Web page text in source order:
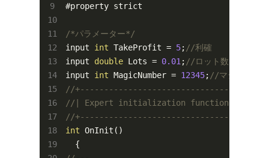
#property strict
/*パラメーター*/
input int TakeProfit = 5; //利確
input double Lots = 0.01 ; //ロット数
input int MagicNumber = 12345; //マジックナ
//
//| Expert initialization function
//
int OnInit()